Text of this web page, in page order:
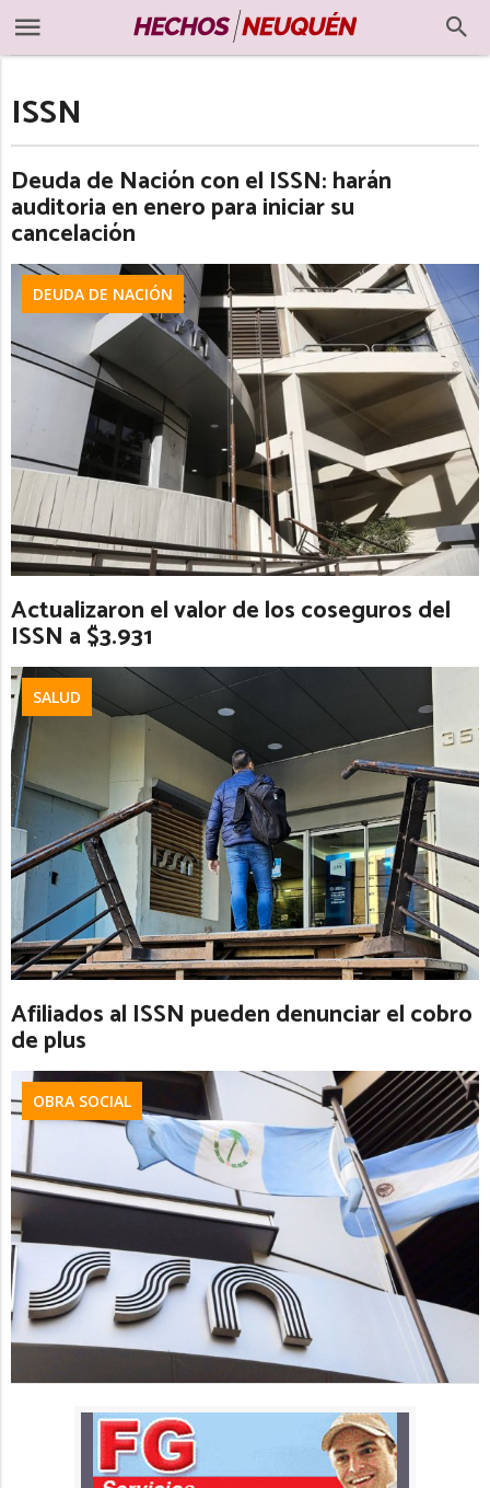
ISSN
Deuda de Nación con el ISSN: harán
auditoria en enero para iniciar su
cancelación
DEUDA DE NACIÓN
Actualizaron el valor de los coseguros del
ISSN a $3.931
SALUD
Afiliados al ISSN pueden denunciar el cobro
de plus
OBRA SOCIAL